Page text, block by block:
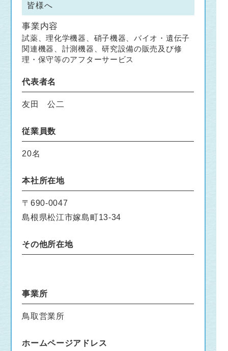
皆様へ
事業内容
試薬、理化学機器、硝子機器、バイオ・遺伝子
関連機器、計測機器、研究設備の販売及び修
理・保守等のアフターサービス
代表者名
友田 公二
従業員数
20名
本社所在地
〒690-0047
島根県松江市嫁島町13-34
その他所在地
事業所
鳥取営業所
ホームページアドレス